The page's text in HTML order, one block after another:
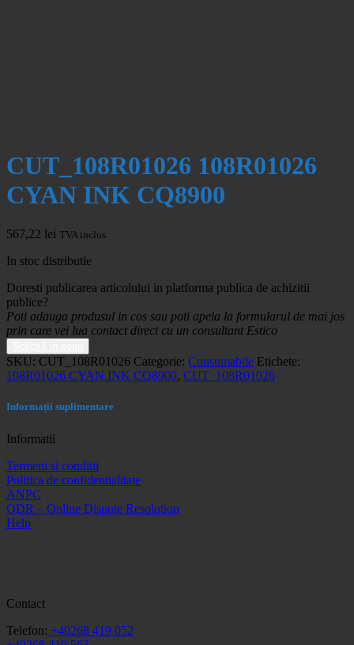
CUT_108R01026 108R01026
CYAN INK CQ8900
567,22 lei TVA inclus.
In stoc distributie
Doresti publicarea articolului in platforma publica de achizitii
publice?
Poti adauga produsul in cos sau poti apela la formularul de mai jos
prin care vei lua contact direct cu un consultant Estico
SKU: CUT_108R01026 Categorie: Consumabile Etichete:
108R01026 CYAN INK CQ8900, CUT_108R01026
Informații suplimentare
Informatii
Termeni si conditii
Politica de confidentialitate
ANPC
ODR – Online Dispute Resolution
Help
Contact
Telefon: +40268 419 052